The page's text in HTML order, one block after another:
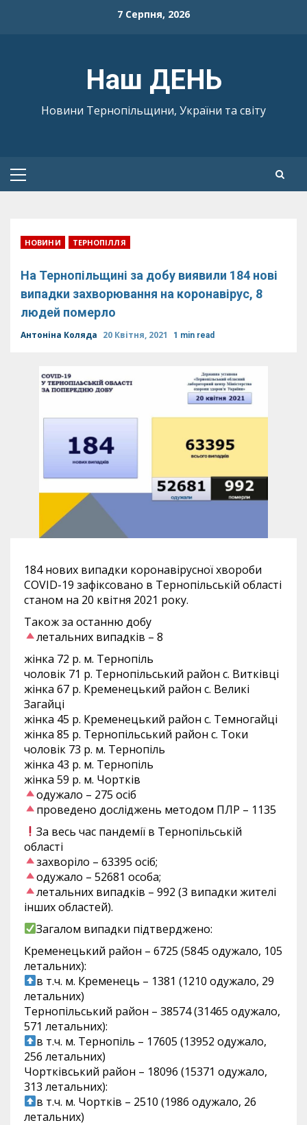
7 Серпня, 2026
Наш ДЕНЬ
Новини Тернопільщини, України та світу
Primary
НОВИНИ ТЕРНОПІЛЛЯ
На Тернопільщині за добу виявили 184 нові
випадки захворювання на коронавірус, 8
людей померло
Антоніна Коляда 20 Квітня, 2021 1 min read
184 нових випадки коронавірусної хвороби
COVID-19 зафіксовано в Тернопільській області
станом на 20 квітня 2021 року.
Також за останню добу
летальних випадків – 8
жінка 72 р. м. Тернопіль
чоловік 71 р. Тернопільський район с. Витківці
жінка 67 р. Кременецький район с. Великі
Загайці
жінка 45 р. Кременецький район с. Темногайці
жінка 85 р. Тернопільський район с. Токи
чоловік 73 р. м. Тернопіль
жінка 43 р. м. Тернопіль
жінка 59 р. м. Чортків
одужало – 275 осіб
проведено досліджень методом ПЛР – 1135
За весь час пандемії в Тернопільській
області
захворіло – 63395 осіб;
одужало – 52681 особа;
летальних випадків – 992 (3 випадки жителі
інших областей).
Загалом випадки підтверджено:
Кременецький район – 6725 (5845 одужало, 105
летальних):
в т.ч. м. Кременець – 1381 (1210 одужало, 29
летальних)
Тернопільський район – 38574 (31465 одужало,
571 летальних):
в т.ч. м. Тернопіль – 17605 (13952 одужало,
256 летальних)
Чортківський район – 18096 (15371 одужало,
313 летальних):
в т.ч. м. Чортків – 2510 (1986 одужало, 26
летальних)